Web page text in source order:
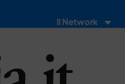
Il Network